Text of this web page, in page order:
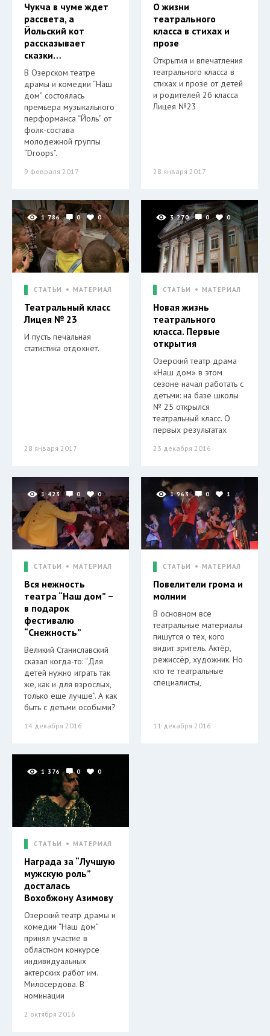
Чукча в чуме ждет
рассвета, а
Йольский кот
рассказывает
сказки…
В Озерском театре
драмы и комедии “Наш
дом” состоялась
премьера музыкального
перформанса “Йоль” от
фолк-состава
молодежной группы
“Droops”.
9 февраля 2017
О жизни
театрального
класса в стихах и
прозе
Открытия и впечатления
театрального класса в
стихах и прозе от детей
и родителей 2б класса
Лицея №23
28 января 2017
1 786 0 0
СТАТЬИ МАТЕРИАЛ
Театральный класс
Лицея № 23
И пусть печальная
статистика отдохнет.
28 января 2017
3 270 0 0
СТАТЬИ МАТЕРИАЛ
Новая жизнь
театрального
класса. Первые
открытия
Озерский театр драма
«Наш дом» в этом
сезоне начал работать с
детьми: на базе школы
№ 25 открылся
театральный класс. О
первых результатах
23 декабря 2016
1 423 0 0
СТАТЬИ МАТЕРИАЛ
Вся нежность
театра “Наш дом” –
в подарок
фестивалю
“Снежность”
Великий Станиславский
сказал когда-то: “Для
детей нужно играть так
же, как и для взрослых,
только еще лучше”. А как
быть с детьми особыми?
14 декабря 2016
1 963 0 1
СТАТЬИ МАТЕРИАЛ
Повелители грома и
молнии
В основном все
театральные материалы
пишутся о тех, кого
видит зритель. Актёр,
режиссёр, художник. Но
кто те театральные
специалисты,
11 декабря 2016
1 376 0 0
СТАТЬИ МАТЕРИАЛ
Награда за “Лучшую
мужскую роль”
досталась
Вохобжону Азимову
Озерский театр драмы и
комедии “Наш дом”
принял участие в
областном конкурсе
индивидуальных
актерских работ им.
Милосердова. В
номинации
2 октября 2016